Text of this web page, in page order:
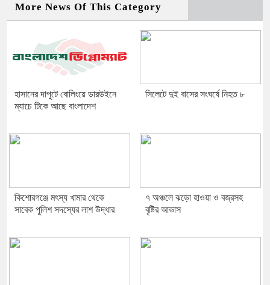
More News Of This Category
হাসানের দাপুটে বোলিংয়ে ডারউইনে
ম্যাচে টিকে আছে বাংলাদেশ
সিলেটে দুই বাসের সংঘর্ষে নিহত ৮
কিশোরগঞ্জে মৎস্য খামার থেকে
সাবেক পুলিশ সদস্যের লাশ উদ্ধার
৭ অঞ্চলে ঝড়ো হাওয়া ও বজ্রসহ
বৃষ্টির আভাস